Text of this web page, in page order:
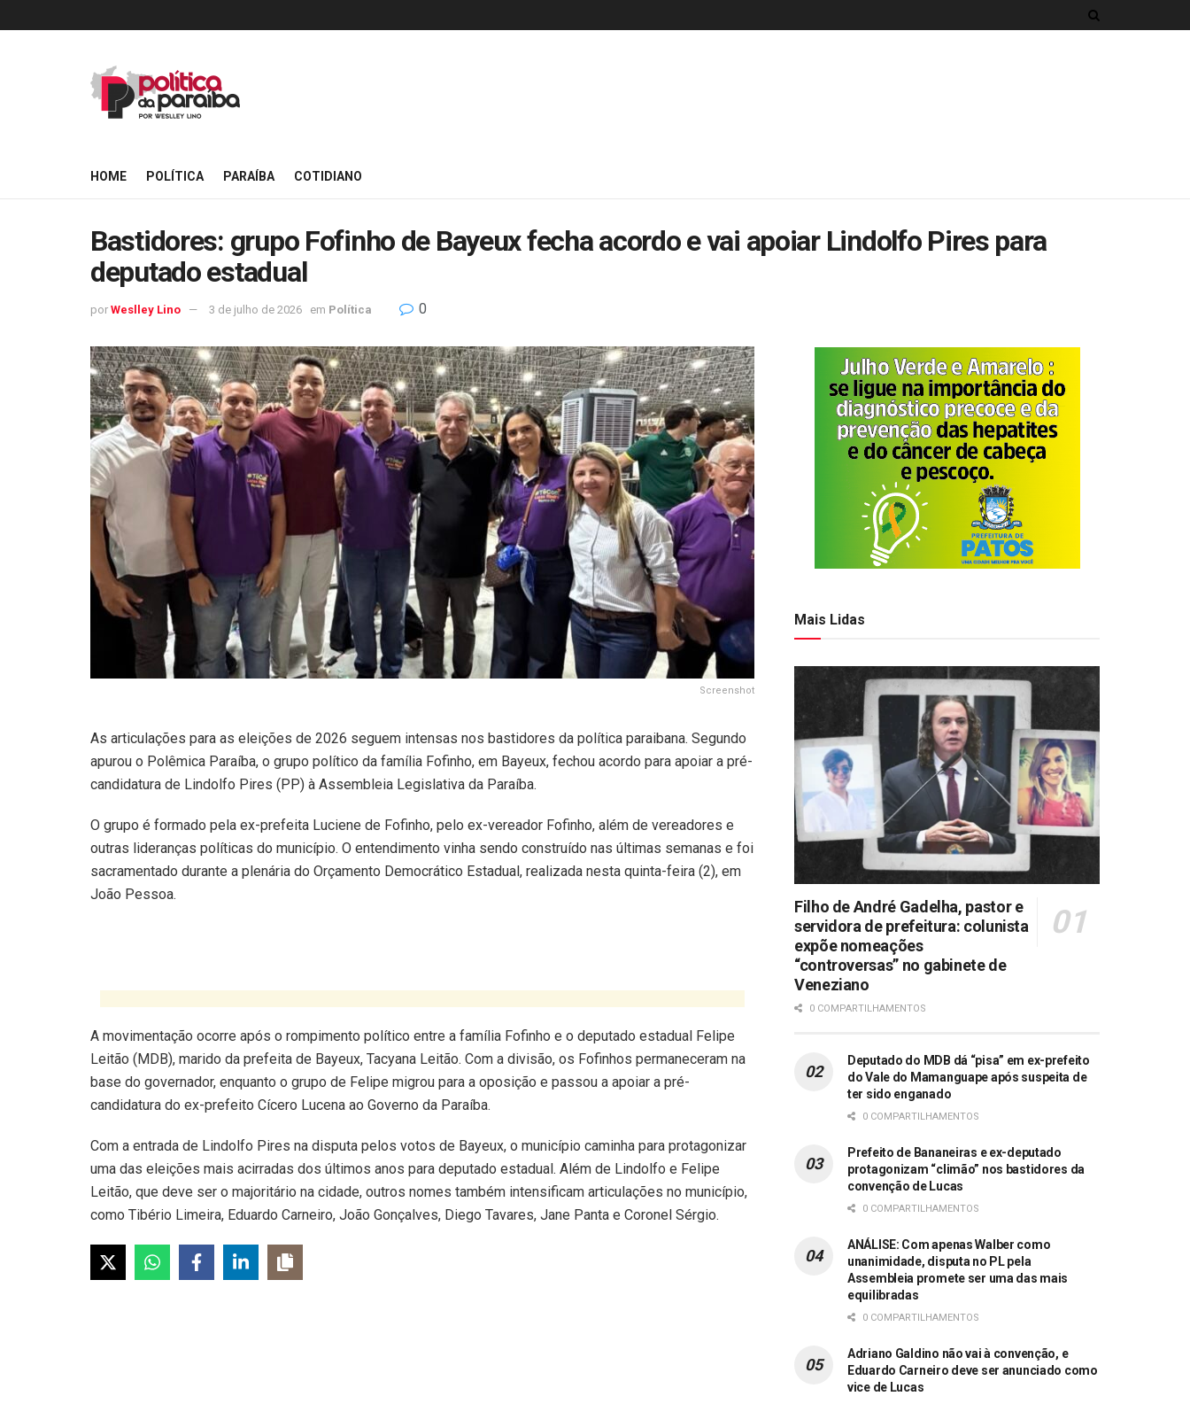
HOME POLÍTICA PARAÍBA COTIDIANO
Bastidores: grupo Fofinho de Bayeux fecha acordo e vai apoiar Lindolfo Pires para
deputado estadual
por Weslley Lino 3 de julho de 2026 em Política 0
Screenshot
As articulações para as eleições de 2026 seguem intensas nos bastidores da política paraibana. Segundo
apurou o Polêmica Paraíba, o grupo político da família Fofinho, em Bayeux, fechou acordo para apoiar a pré-
candidatura de Lindolfo Pires (PP) à Assembleia Legislativa da Paraíba.
O grupo é formado pela ex-prefeita Luciene de Fofinho, pelo ex-vereador Fofinho, além de vereadores e
outras lideranças políticas do município. O entendimento vinha sendo construído nas últimas semanas e foi
sacramentado durante a plenária do Orçamento Democrático Estadual, realizada nesta quinta-feira (2), em
João Pessoa.
A movimentação ocorre após o rompimento político entre a família Fofinho e o deputado estadual Felipe
Leitão (MDB), marido da prefeita de Bayeux, Tacyana Leitão. Com a divisão, os Fofinhos permaneceram na
base do governador, enquanto o grupo de Felipe migrou para a oposição e passou a apoiar a pré-
candidatura do ex-prefeito Cícero Lucena ao Governo da Paraíba.
Com a entrada de Lindolfo Pires na disputa pelos votos de Bayeux, o município caminha para protagonizar
uma das eleições mais acirradas dos últimos anos para deputado estadual. Além de Lindolfo e Felipe
Leitão, que deve ser o majoritário na cidade, outros nomes também intensificam articulações no município,
como Tibério Limeira, Eduardo Carneiro, João Gonçalves, Diego Tavares, Jane Panta e Coronel Sérgio.
Mais Lidas
Filho de André Gadelha, pastor e
servidora de prefeitura: colunista
expõe nomeações
“controversas” no gabinete de
Veneziano
0 COMPARTILHAMENTOS
Deputado do MDB dá “pisa” em ex-prefeito
do Vale do Mamanguape após suspeita de
ter sido enganado
0 COMPARTILHAMENTOS
Prefeito de Bananeiras e ex-deputado
protagonizam “climão” nos bastidores da
convenção de Lucas
0 COMPARTILHAMENTOS
ANÁLISE: Com apenas Walber como
unanimidade, disputa no PL pela
Assembleia promete ser uma das mais
equilibradas
0 COMPARTILHAMENTOS
Adriano Galdino não vai à convenção, e
Eduardo Carneiro deve ser anunciado como
vice de Lucas